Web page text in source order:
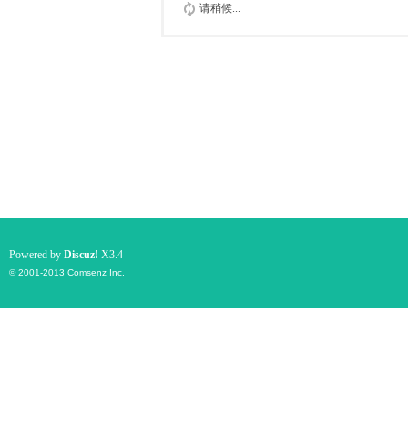
请稍候...
Powered by Discuz! X3.4
© 2001-2013 Comsenz Inc.